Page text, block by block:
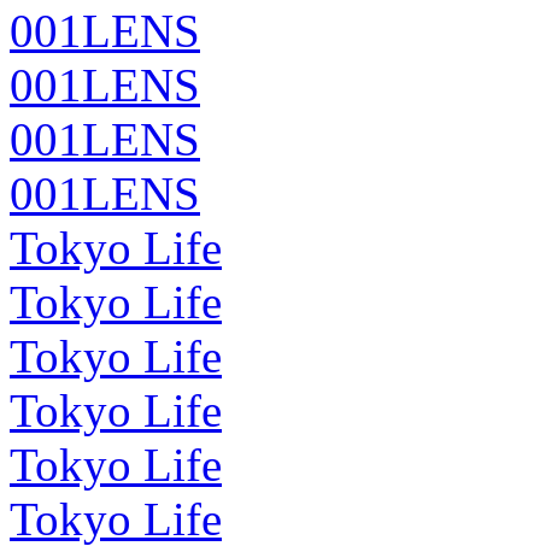
001LENS
001LENS
001LENS
001LENS
Tokyo Life
Tokyo Life
Tokyo Life
Tokyo Life
Tokyo Life
Tokyo Life